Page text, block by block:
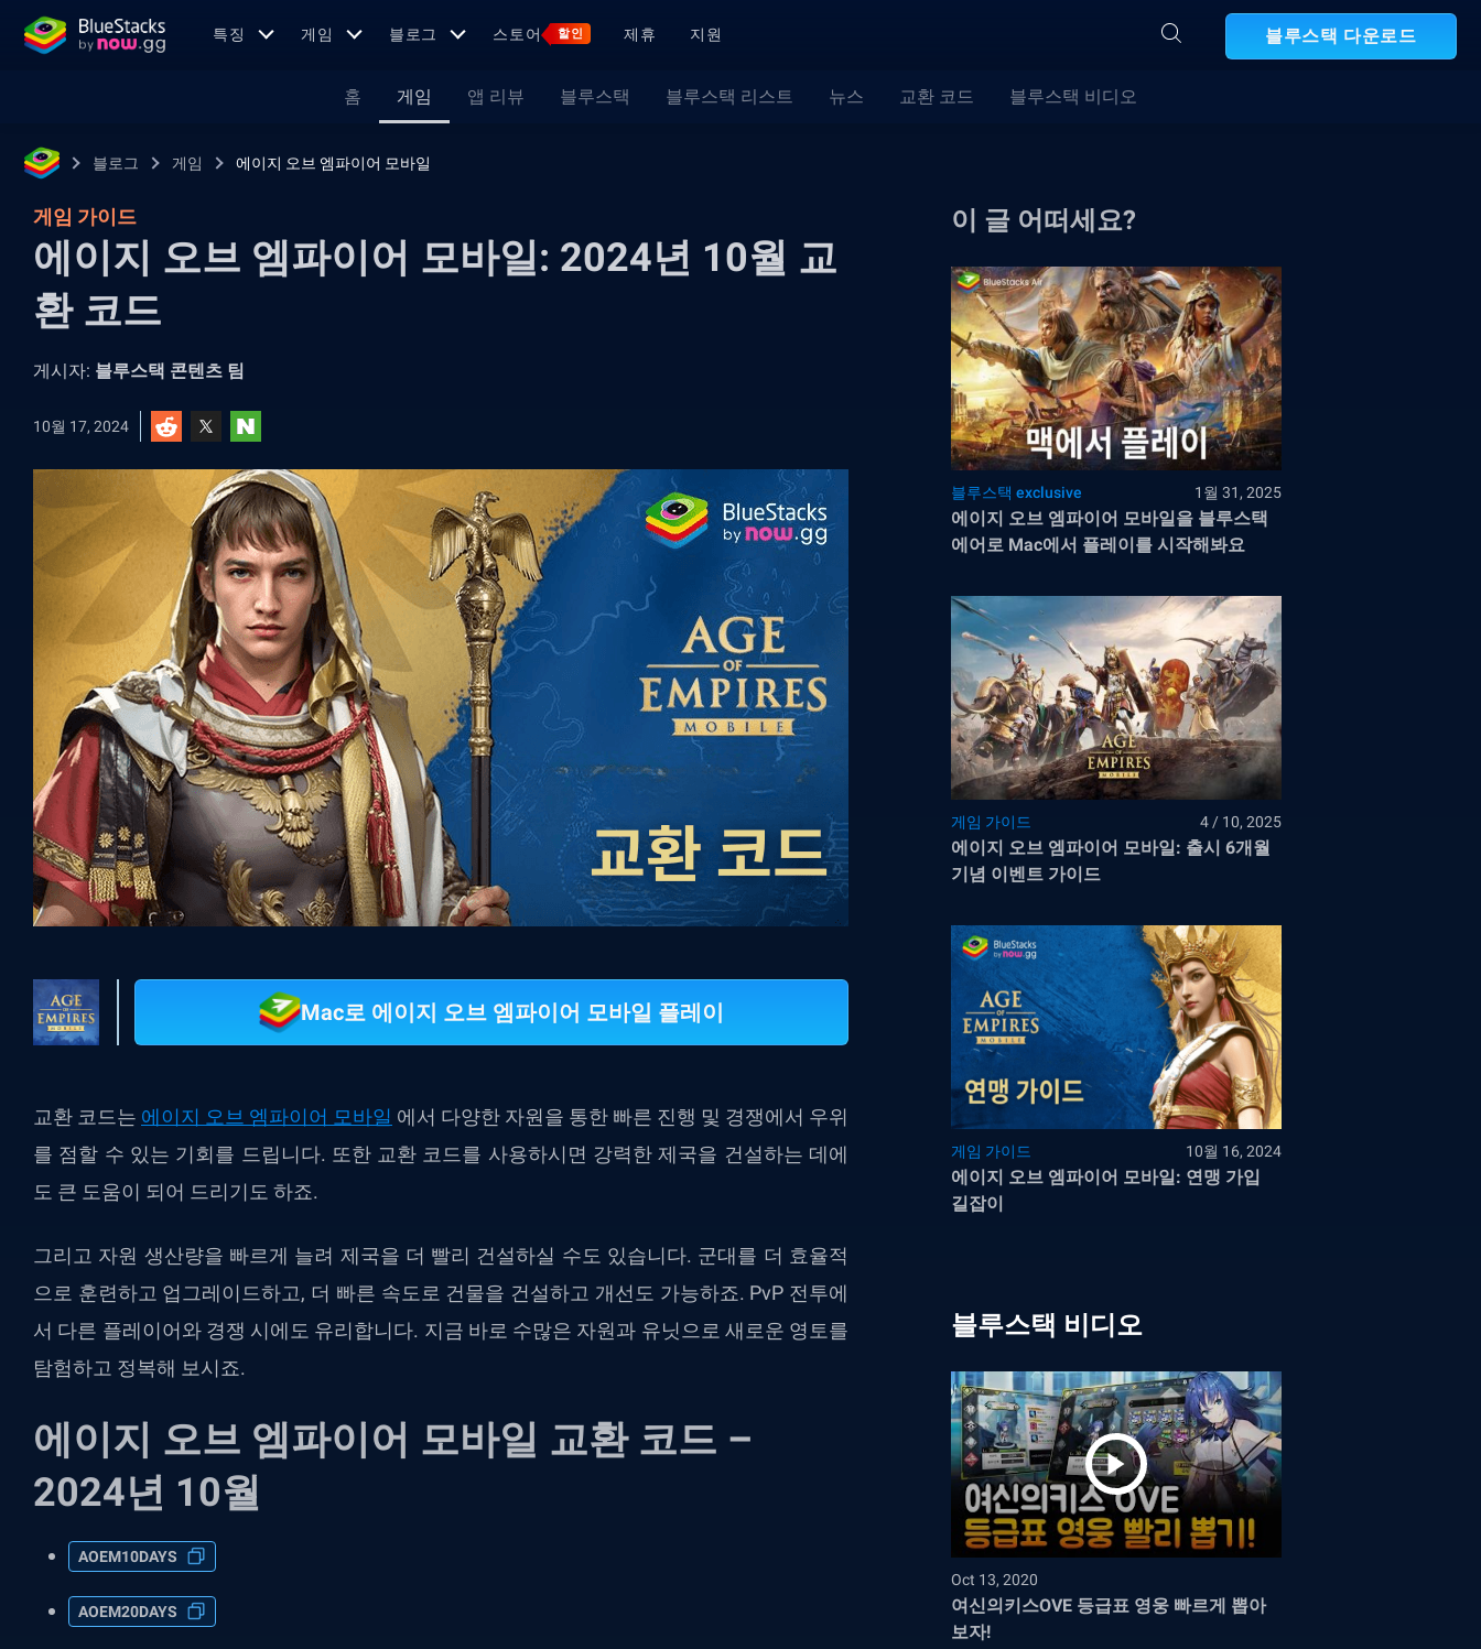
특징 게임 블로그 스토어 할인 제휴 지원 블루스택 다운로드
홈 게임 앱 리뷰 블루스택 블루스택 리스트 뉴스 교환 코드 블루스택 비디오
블로그 게임 에이지 오브 엠파이어 모바일
게임 가이드
에이지 오브 엠파이어 모바일: 2024년 10월 교
환 코드
게시자: 블루스택 콘텐츠 팀
10월 17, 2024
Mac로 에이지 오브 엠파이어 모바일 플레이
교환 코드는 에이지 오브 엠파이어 모바일 에서 다양한 자원을 통한 빠른 진행 및 경쟁에서 우위
를 점할 수 있는 기회를 드립니다. 또한 교환 코드를 사용하시면 강력한 제국을 건설하는 데에
도 큰 도움이 되어 드리기도 하죠.
그리고 자원 생산량을 빠르게 늘려 제국을 더 빨리 건설하실 수도 있습니다. 군대를 더 효율적
으로 훈련하고 업그레이드하고, 더 빠른 속도로 건물을 건설하고 개선도 가능하죠. PvP 전투에
서 다른 플레이어와 경쟁 시에도 유리합니다. 지금 바로 수많은 자원과 유닛으로 새로운 영토를
탐험하고 정복해 보시죠.
에이지 오브 엠파이어 모바일 교환 코드 –
2024년 10월
AOEM10DAYS
AOEM20DAYS
이 글 어떠세요?
블루스택 exclusive 1월 31, 2025
에이지 오브 엠파이어 모바일을 블루스택
에어로 Mac에서 플레이를 시작해봐요
게임 가이드 4 / 10, 2025
에이지 오브 엠파이어 모바일: 출시 6개월
기념 이벤트 가이드
게임 가이드 10월 16, 2024
에이지 오브 엠파이어 모바일: 연맹 가입
길잡이
블루스택 비디오
Oct 13, 2020
여신의키스OVE 등급표 영웅 빠르게 뽑아
보자!